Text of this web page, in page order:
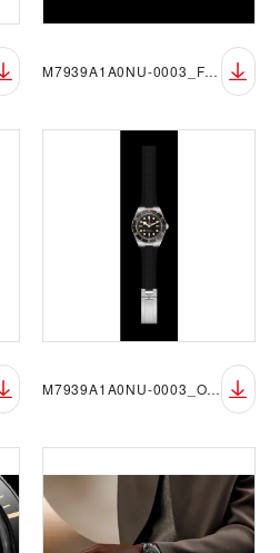
M7939A1A0NU-0003_FF_sRGB_BGB
M7939A1A0NU-0003_OF_sRGB_BGB